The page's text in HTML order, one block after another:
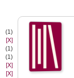
(1)
[X]
(1)
(1)
[X]
[X]